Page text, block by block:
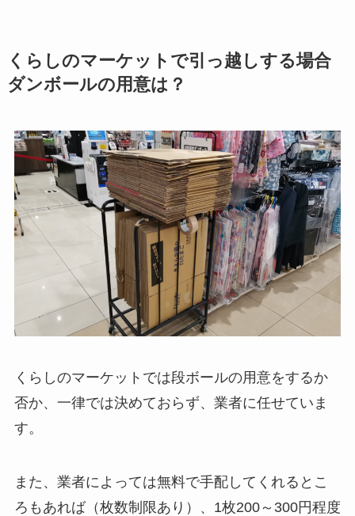
くらしのマーケットで引っ越しする場合
ダンボールの用意は？
くらしのマーケットでは段ボールの用意をするか
否か、一律では決めておらず、業者に任せていま
す。
また、業者によっては無料で手配してくれるとこ
ろもあれば（枚数制限あり）、1枚200～300円程度